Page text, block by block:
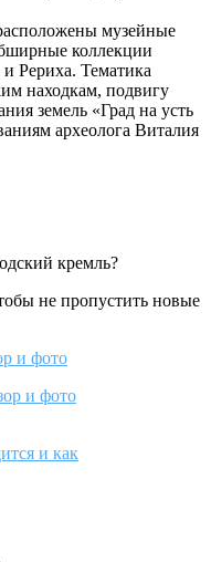
музейные
коллекции
Рериха. Тематика
находкам, подвигу
земель «Град на усть
археолога Виталия
кремль?
не пропустить новые
и фото
и фото
и как